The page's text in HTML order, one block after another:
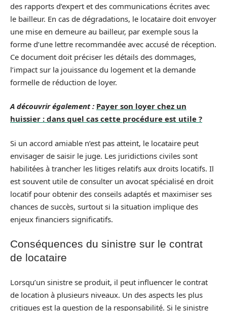
des rapports d’expert et des communications écrites avec
le bailleur. En cas de dégradations, le locataire doit envoyer
une mise en demeure au bailleur, par exemple sous la
forme d’une lettre recommandée avec accusé de réception.
Ce document doit préciser les détails des dommages,
l’impact sur la jouissance du logement et la demande
formelle de réduction de loyer.
A découvrir également : Payer son loyer chez un
huissier : dans quel cas cette procédure est utile ?
Si un accord amiable n’est pas atteint, le locataire peut
envisager de saisir le juge. Les juridictions civiles sont
habilitées à trancher les litiges relatifs aux droits locatifs. Il
est souvent utile de consulter un avocat spécialisé en droit
locatif pour obtenir des conseils adaptés et maximiser ses
chances de succès, surtout si la situation implique des
enjeux financiers significatifs.
Conséquences du sinistre sur le contrat
de locataire
Lorsqu’un sinistre se produit, il peut influencer le contrat
de location à plusieurs niveaux. Un des aspects les plus
critiques est la question de la responsabilité. Si le sinistre